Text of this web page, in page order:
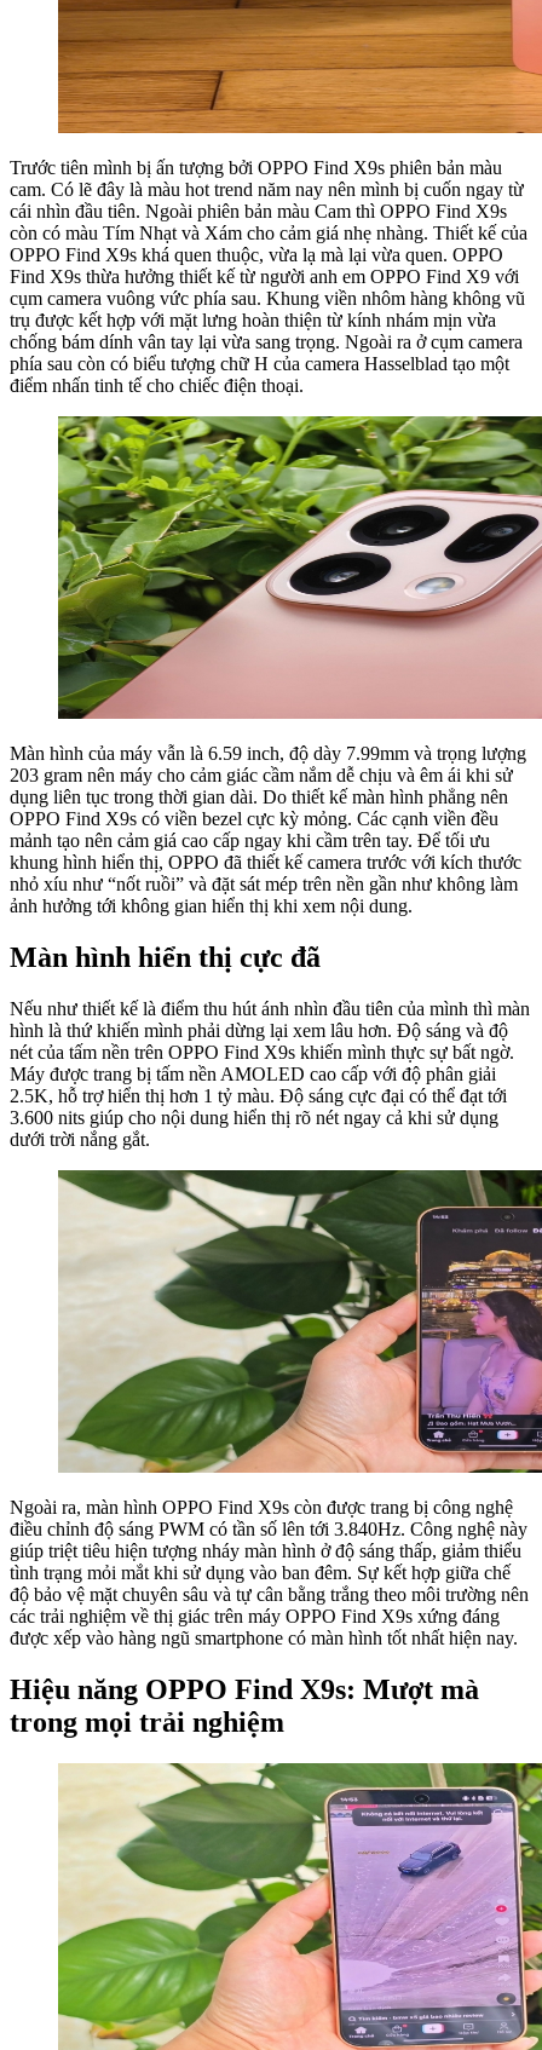
Trước tiên mình bị ấn tượng bởi OPPO Find X9s phiên bản màu
cam. Có lẽ đây là màu hot trend năm nay nên mình bị cuốn ngay từ
cái nhìn đầu tiên. Ngoài phiên bản màu Cam thì OPPO Find X9s
còn có màu Tím Nhạt và Xám cho cảm giá nhẹ nhàng. Thiết kế của
OPPO Find X9s khá quen thuộc, vừa lạ mà lại vừa quen. OPPO
Find X9s thừa hưởng thiết kế từ người anh em OPPO Find X9 với
cụm camera vuông vức phía sau. Khung viền nhôm hàng không vũ
trụ được kết hợp với mặt lưng hoàn thiện từ kính nhám mịn vừa
chống bám dính vân tay lại vừa sang trọng. Ngoài ra ở cụm camera
phía sau còn có biểu tượng chữ H của camera Hasselblad tạo một
điểm nhấn tinh tế cho chiếc điện thoại.
Màn hình của máy vẫn là 6.59 inch, độ dày 7.99mm và trọng lượng
203 gram nên máy cho cảm giác cầm nắm dễ chịu và êm ái khi sử
dụng liên tục trong thời gian dài. Do thiết kế màn hình phẳng nên
OPPO Find X9s có viền bezel cực kỳ mỏng. Các cạnh viền đều
mảnh tạo nên cảm giá cao cấp ngay khi cầm trên tay. Để tối ưu
khung hình hiển thị, OPPO đã thiết kế camera trước với kích thước
nhỏ xíu như “nốt ruồi” và đặt sát mép trên nền gần như không làm
ảnh hưởng tới không gian hiển thị khi xem nội dung.
Màn hình hiển thị cực đã
Nếu như thiết kế là điểm thu hút ánh nhìn đầu tiên của mình thì màn
hình là thứ khiến mình phải dừng lại xem lâu hơn. Độ sáng và độ
nét của tấm nền trên OPPO Find X9s khiến mình thực sự bất ngờ.
Máy được trang bị tấm nền AMOLED cao cấp với độ phân giải
2.5K, hỗ trợ hiển thị hơn 1 tỷ màu. Độ sáng cực đại có thể đạt tới
3.600 nits giúp cho nội dung hiển thị rõ nét ngay cả khi sử dụng
dưới trời nắng gắt.
Ngoài ra, màn hình OPPO Find X9s còn được trang bị công nghệ
điều chỉnh độ sáng PWM có tần số lên tới 3.840Hz. Công nghệ này
giúp triệt tiêu hiện tượng nháy màn hình ở độ sáng thấp, giảm thiểu
tình trạng mỏi mắt khi sử dụng vào ban đêm. Sự kết hợp giữa chế
độ bảo vệ mặt chuyên sâu và tự cân bằng trắng theo môi trường nên
các trải nghiệm về thị giác trên máy OPPO Find X9s xứng đáng
được xếp vào hàng ngũ smartphone có màn hình tốt nhất hiện nay.
Hiệu năng OPPO Find X9s: Mượt mà
trong mọi trải nghiệm